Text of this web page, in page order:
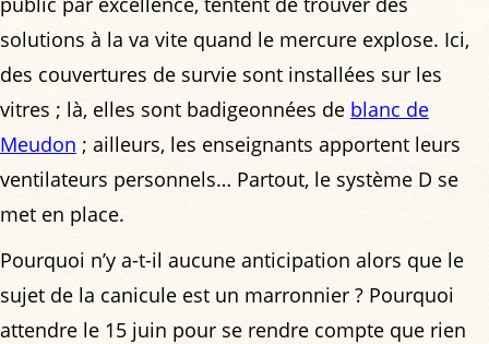
solutions à la va vite quand le mercure explose. Ici,
des couvertures de survie sont installées sur les
vitres ; là, elles sont badigeonnées de blanc de
Meudon ; ailleurs, les enseignants apportent leurs
ventilateurs personnels… Partout, le système D se
met en place.
Pourquoi n’y a-t-il aucune anticipation alors que le
sujet de la canicule est un marronnier ? Pourquoi
attendre le 15 juin pour se rendre compte que rien